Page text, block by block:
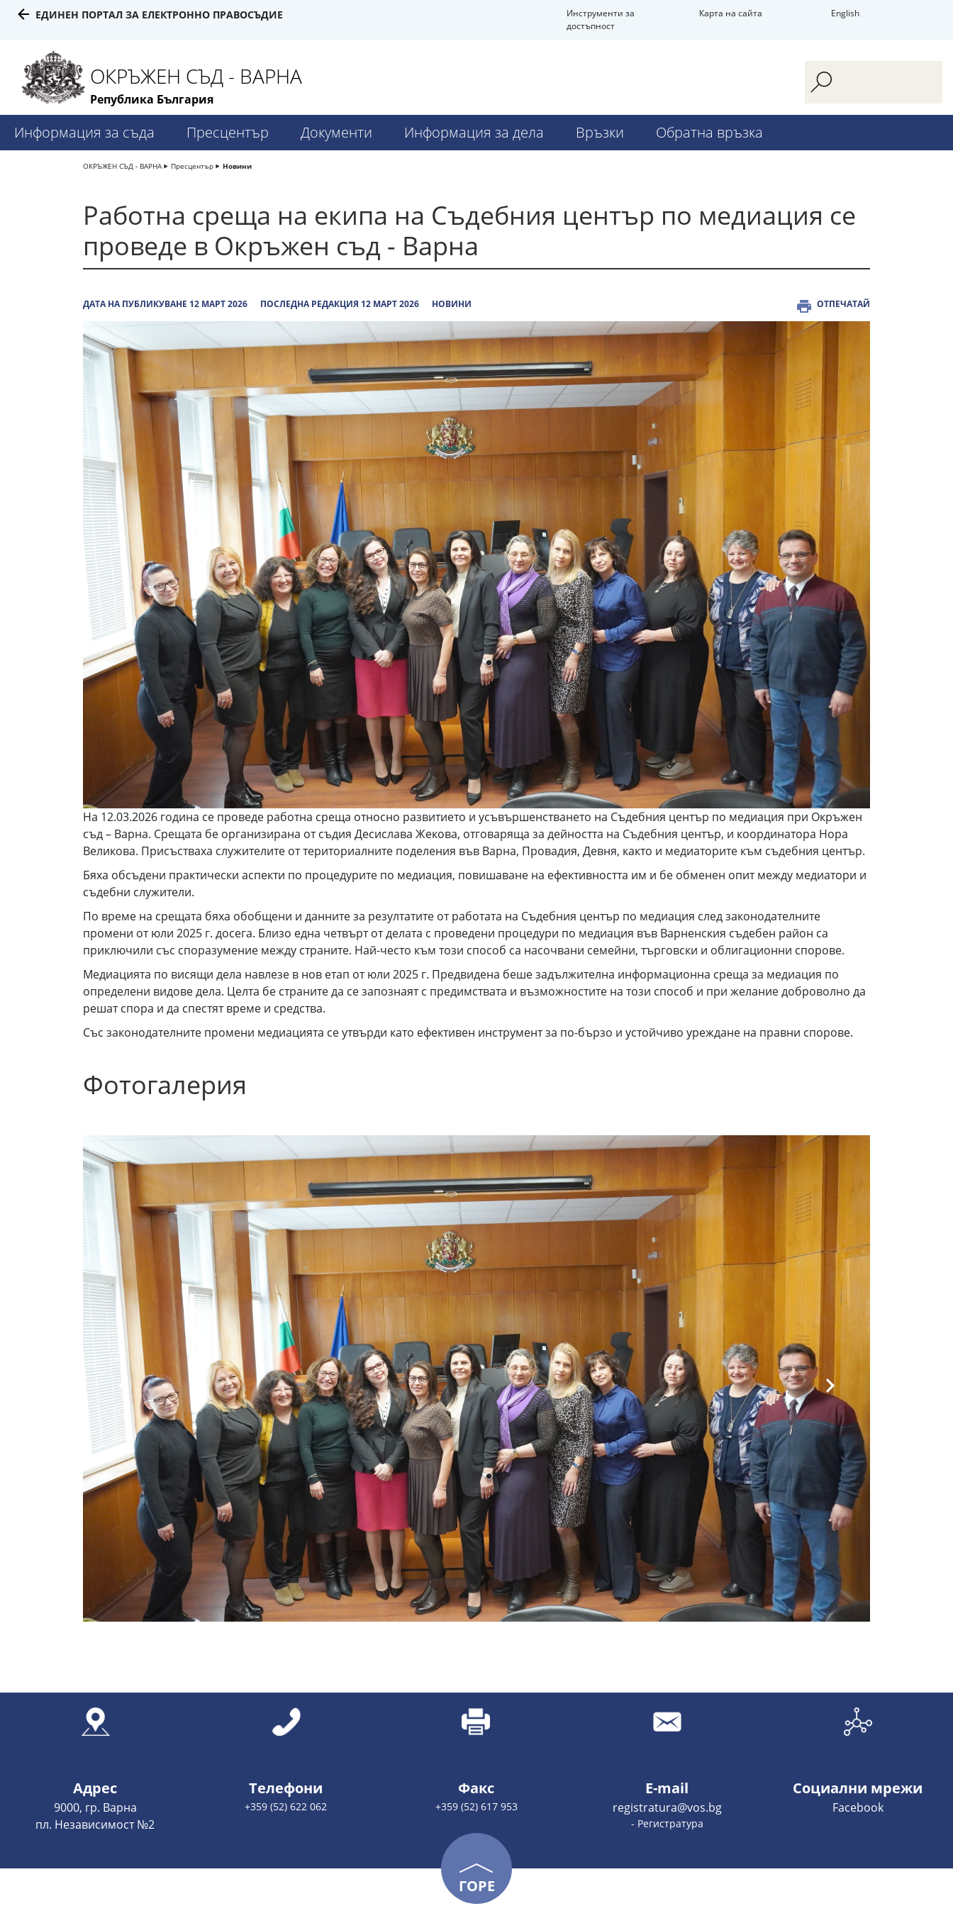
ЕДИНЕН ПОРТАЛ ЗА ЕЛЕКТРОННО ПРАВОСЪДИЕ
Инструменти за
достъпност
Карта на сайта English
ОКРЪЖЕН СЪД - ВАРНА
Република България
Информация за съда Пресцентър Документи Информация за дела Връзки Обратна връзка
ОКРЪЖЕН СЪД - ВАРНА Пресцентър Новини
Работна среща на екипа на Съдебния център по медиация се
проведе в Окръжен съд - Варна
ДАТА НА ПУБЛИКУВАНЕ 12 МАРТ 2026 ПОСЛЕДНА РЕДАКЦИЯ 12 МАРТ 2026 НОВИНИ ОТПЕЧАТАЙ
На 12.03.2026 година се проведе работна среща относно развитието и усъвършенстването на Съдебния център по медиация при Окръжен
съд – Варна. Срещата бе организирана от съдия Десислава Жекова, отговаряща за дейността на Съдебния център, и координатора Нора
Великова. Присъстваха служителите от териториалните поделения във Варна, Провадия, Девня, както и медиаторите към съдебния център.
Бяха обсъдени практически аспекти по процедурите по медиация, повишаване на ефективността им и бе обменен опит между медиатори и
съдебни служители.
По време на срещата бяха обобщени и данните за резултатите от работата на Съдебния център по медиация след законодателните
промени от юли 2025 г. досега. Близо една четвърт от делата с проведени процедури по медиация във Варненския съдебен район са
приключили със споразумение между страните. Най-често към този способ са насочвани семейни, търговски и облигационни спорове.
Медиацията по висящи дела навлезе в нов етап от юли 2025 г. Предвидена беше задължителна информационна среща за медиация по
определени видове дела. Целта бе страните да се запознаят с предимствата и възможностите на този способ и при желание доброволно да
решат спора и да спестят време и средства.
Със законодателните промени медиацията се утвърди като ефективен инструмент за по-бързо и устойчиво уреждане на правни спорове.
Фотогалерия
Адрес
9000, гр. Варна
пл. Независимост №2
Телефони
+359 (52) 622 062
Факс
+359 (52) 617 953
E-mail
registratura@vos.bg
- Регистратура
Социални мрежи
Facebook
ГОРЕ